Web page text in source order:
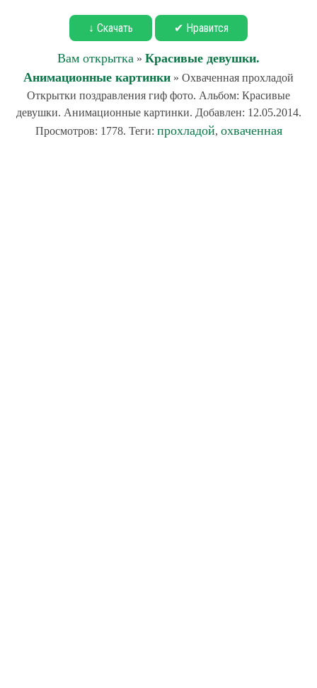
↓ Скачать ✔ Нравится
Вам открытка » Красивые девушки.
Анимационные картинки » Охваченная прохладой
Открытки поздравления гиф фото. Альбом: Красивые
девушки. Анимационные картинки. Добавлен: 12.05.2014.
Просмотров: 1778. Теги: прохладой, охваченная